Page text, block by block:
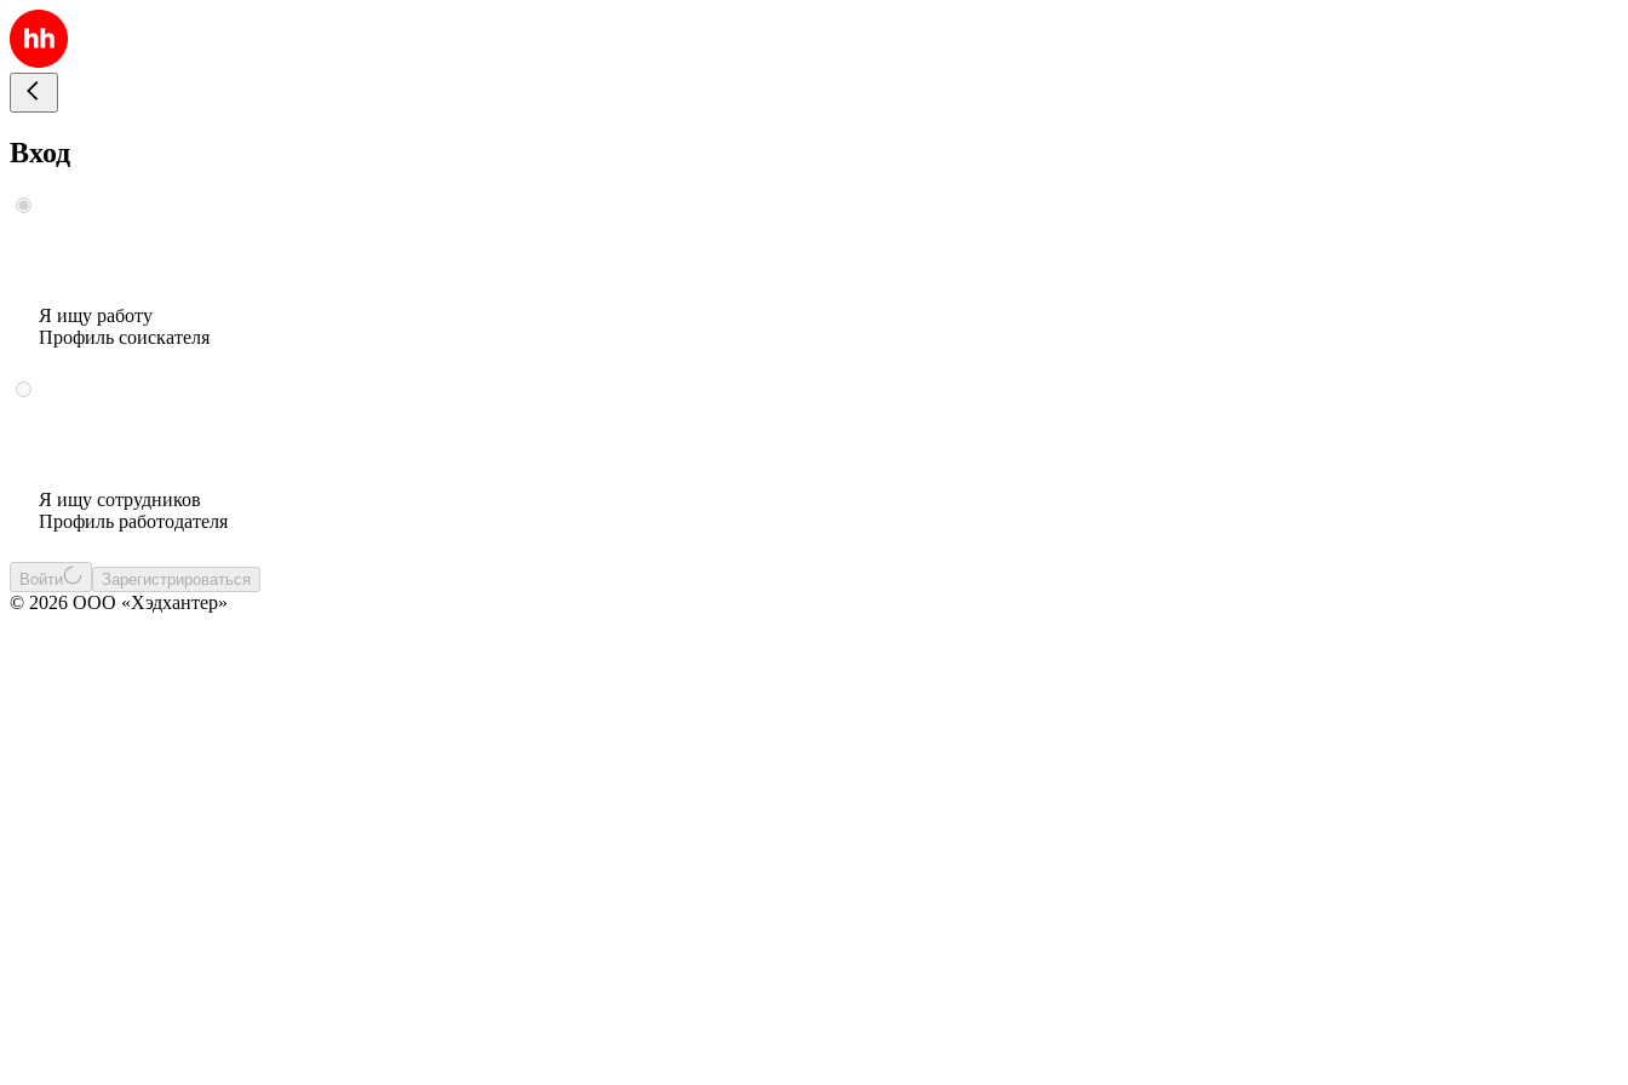
Вход
Я ищу работу
Профиль соискателя
Я ищу сотрудников
Профиль работодателя
Войти Зарегистрироваться
© 2026 ООО «Хэдхантер»